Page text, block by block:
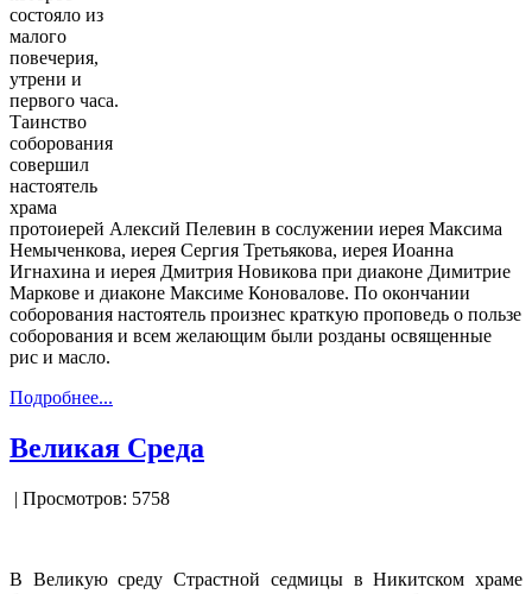
состояло из
малого
повечерия,
утрени и
первого часа.
Таинство
соборования
совершил
настоятель
храма
протоиерей Алексий Пелевин в сослужении иерея Максима
Немыченкова, иерея Сергия Третьякова, иерея Иоанна
Игнахина и иерея Дмитрия Новикова при диаконе Димитрие
Маркове и диаконе Максиме Коновалове. По окончании
соборования настоятель произнес краткую проповедь о пользе
соборования и всем желающим были розданы освященные
рис и масло.
Подробнее...
Великая Среда
| Просмотров: 5758
В Великую среду Страстной седмицы в Никитском храме